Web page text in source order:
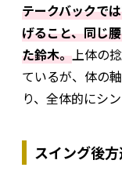
テークバックで
げること、同じ
た鈴木。上体の
ているが、体の
り、全体的にシ
スイング後